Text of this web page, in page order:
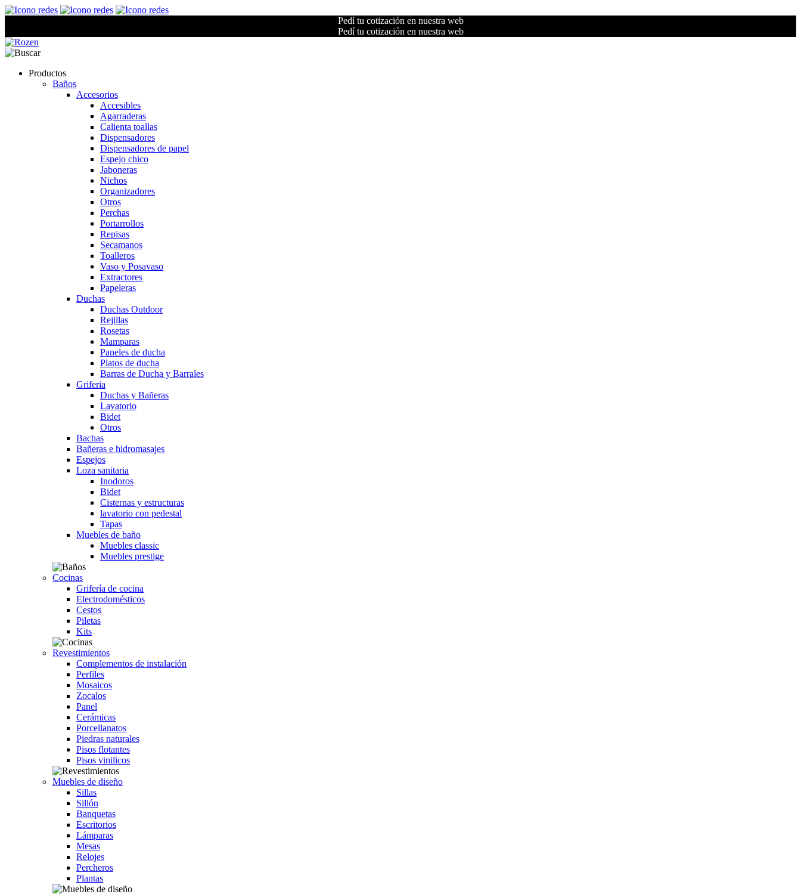
Pedí tu cotización en nuestra web
Pedí tu cotización en nuestra web
Productos
Baños
Accesorios
Accesibles
Agarraderas
Calienta toallas
Dispensadores
Dispensadores de papel
Espejo chico
Jaboneras
Nichos
Organizadores
Otros
Perchas
Portarrollos
Repisas
Secamanos
Toalleros
Vaso y Posavaso
Extractores
Papeleras
Duchas
Duchas Outdoor
Rejillas
Rosetas
Mamparas
Paneles de ducha
Platos de ducha
Barras de Ducha y Barrales
Griferia
Duchas y Bañeras
Lavatorio
Bidet
Otros
Bachas
Bañeras e hidromasajes
Espejos
Loza sanitaria
Inodoros
Bidet
Cisternas y estructuras
lavatorio con pedestal
Tapas
Muebles de baño
Muebles classic
Muebles prestige
Cocinas
Grifería de cocina
Electrodomésticos
Cestos
Piletas
Kits
Revestimientos
Complementos de instalación
Perfiles
Mosaicos
Zocalos
Panel
Cerámicas
Porcellanatos
Piedras naturales
Pisos flotantes
Pisos vinilicos
Muebles de diseño
Sillas
Sillón
Banquetas
Escritorios
Lámparas
Mesas
Relojes
Percheros
Plantas